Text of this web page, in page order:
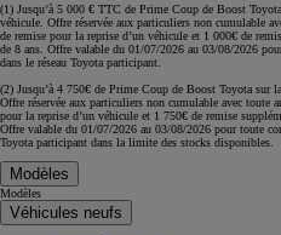
(1) Jusqu’à 5 000 € TTC de Prime Coup de Boost
véhicule. Offre réservée aux particuliers non cumulable
de remise pour la reprise d’un véhicule et 1 000€ de
de 8 ans. Offre valable du 01/07/2026 au 03/08/2026
dans le réseau Toyota participant.
(2) Jusqu’à 4 750€ de Prime Coup de Boost Toyota sur
Offre réservée aux particuliers non cumulable avec toute
pour la reprise d’un véhicule et 1 750€ de remise
Offre valable du 01/07/2026 au 03/08/2026 pour toute
Toyota participant dans la limite des stocks disponibles.
Modèles
Modèles
Véhicules neufs